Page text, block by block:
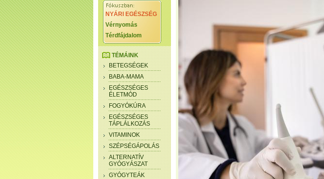
NYÁRI EGÉSZSÉG
Vérnyomás
Térdfájdalom
TÉMÁINK
BETEGSÉGEK
BABA-MAMA
EGÉSZSÉGES
ÉLETMÓD
FOGYÓKÚRA
EGÉSZSÉGES
TÁPLÁLKOZÁS
VITAMINOK
SZÉPSÉGÁPOLÁS
ALTERNATÍV
GYÓGYÁSZAT
GYÓGYTEÁK